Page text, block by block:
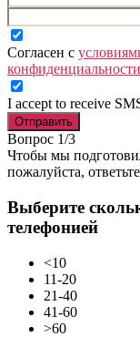
Согласен с
конфиденциальности
I accept to receive
Отправить
Вопрос 1/3
Чтобы мы
пожалуйста,
Выберите
телефонией
<10
11-20
21-40
41-60
>60